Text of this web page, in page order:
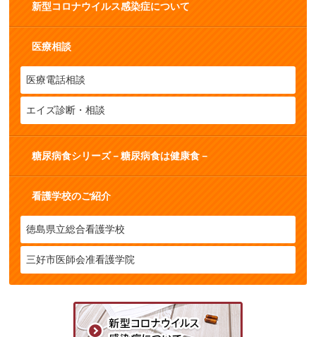
新型コロナウイルス感染症について
医療相談
医療電話相談
エイズ診断・相談
糖尿病食シリーズ－糖尿病食は健康食－
看護学校のご紹介
徳島県立総合看護学校
三好市医師会准看護学院